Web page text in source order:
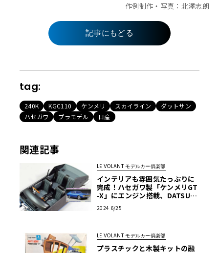
作例制作・写真：北澤志朗
記事にもどる
tag:
240K KGC110 ケンメリ スカイライン
ダットサン
ハセガワ
プラモデル 日産
関連記事
LE VOLANT モデルカー俱楽部
インテリアも雰囲気たっぷりに
完成！ハセガワ製「ケンメリGT
-X」にエンジン搭載、DATSUN
カー俱楽部】
2024 6/25
LE VOLANT モデルカー俱楽部
プラスチックと木製キットの融